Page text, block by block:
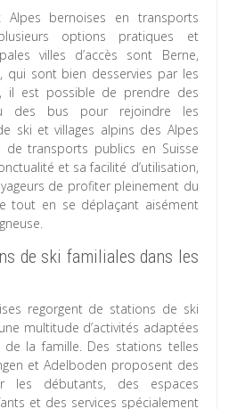
bernoises en transports
options pratiques et
villes d’accès sont Berne,
qui sont bien desservies par les
il est possible de prendre des
des bus pour rejoindre les
ski et villages alpins des Alpes
de transports publics en Suisse
et sa facilité d’utilisation,
de profiter pleinement du
tout en se déplaçant aisément
de ski familiales dans les
regorgent de stations de ski
multitude d’activités adaptées
la famille. Des stations telles
et Adelboden proposent des
les débutants, des espaces
et des services spécialement